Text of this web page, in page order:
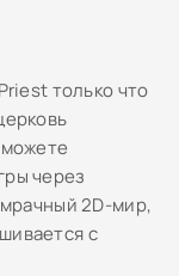
только что
через
2D-мир,
с